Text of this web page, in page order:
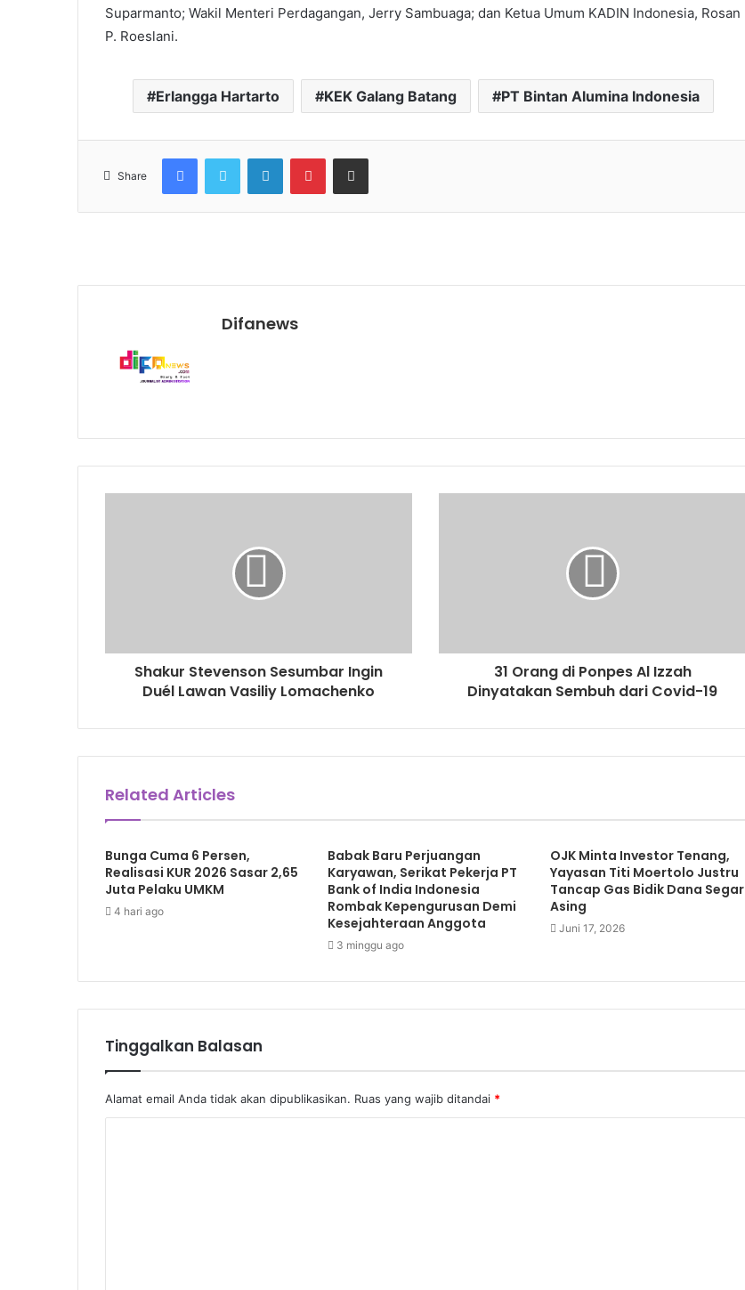
Suparmanto; Wakil Menteri Perdagangan, Jerry Sambuaga; dan Ketua Umum KADIN Indonesia, Rosan
P. Roeslani.
Erlangga Hartarto KEK Galang Batang PT Bintan Alumina Indonesia
Share
FacebookTwitter LinkedInPinterestShare via Email
Difanews
Shakur Stevenson Sesumbar Ingin
Duél Lawan Vasiliy Lomachenko
31 Orang di Ponpes Al Izzah
Dinyatakan Sembuh dari Covid-19
Related Articles
Bunga Cuma 6 Persen,
Realisasi KUR 2026 Sasar 2,65
Juta Pelaku UMKM
4 hari ago
Babak Baru Perjuangan
Karyawan, Serikat Pekerja PT
Bank of India Indonesia
Rombak Kepengurusan Demi
Kesejahteraan Anggota
3 minggu ago
OJK Minta Investor Tenang,
Yayasan Titi Moertolo Justru
Tancap Gas Bidik Dana Segar
Asing
Juni 17, 2026
Tinggalkan Balasan
Alamat email Anda tidak akan dipublikasikan. Ruas yang wajib ditandai *